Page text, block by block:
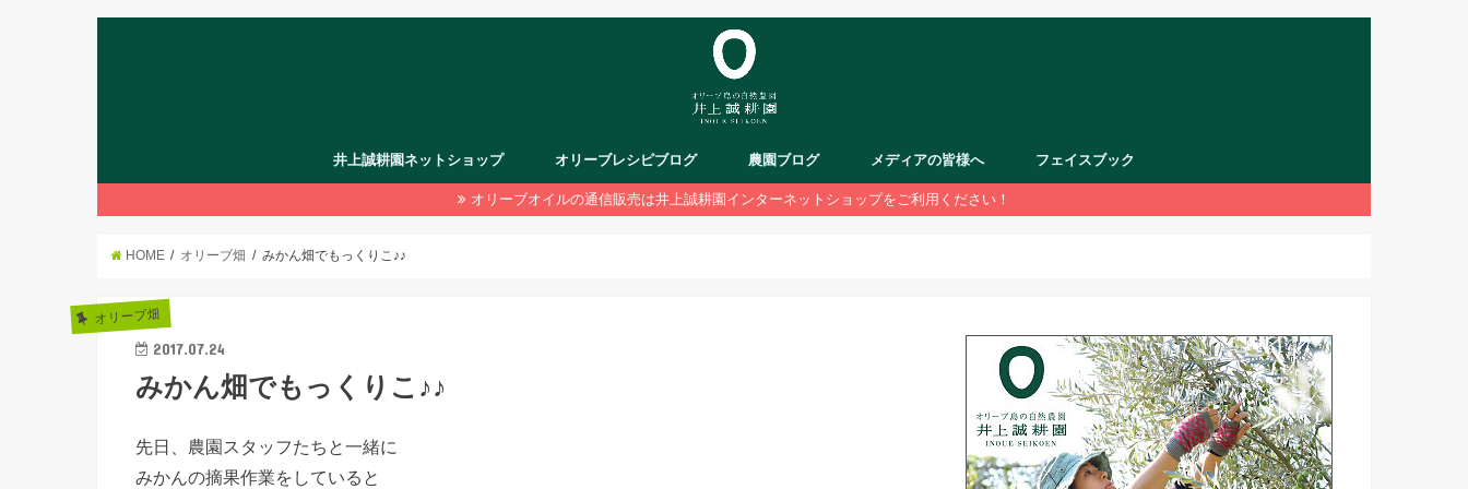
井上誠耕園ネットショップ オリーブレシピブログ 農園ブログ メディアの皆様へ フェイスブック
オリーブオイルの通信販売は井上誠耕園インターネットショップをご利用ください！
HOME オリーブ畑 みかん畑でもっくりこ♪♪
オリーブ畑
2017.07.24
みかん畑でもっくりこ♪♪
先日、農園スタッフたちと一緒に
みかんの摘果作業をしていると